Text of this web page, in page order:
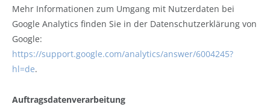
Mehr Informationen zum Umgang mit Nutzerdaten bei
Google Analytics finden Sie in der Datenschutzerklärung von
Google:
https://support.google.com/analytics/answer/6004245?
hl=de.
Auftragsdatenverarbeitung